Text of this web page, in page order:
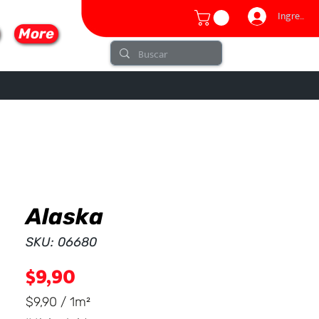
More
Ingresar
Alaska
SKU: 06680
$9,90
$9,90 / 1m²